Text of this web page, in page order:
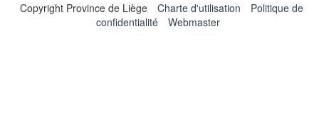
Copyright Province de Liège Charte d'utilisation
Politique de
confidentialité
Webmaster